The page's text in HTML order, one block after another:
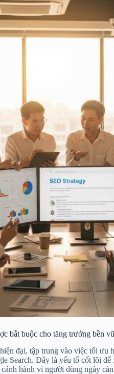
bắt buộc cho tăng trưởng bền
đại, tập trung vào việc tối ưu
Search. Đây là yếu tố cốt lõi
hành vi người dùng ngày